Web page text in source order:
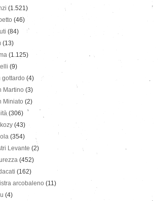
(1.521)
(46)
(84)
(13)
(1.125)
(9)
gottardo (4)
Martino (3)
Miniato (2)
(306)
(43)
(354)
Levante (2)
(452)
(162)
arcobaleno (11)
(4)